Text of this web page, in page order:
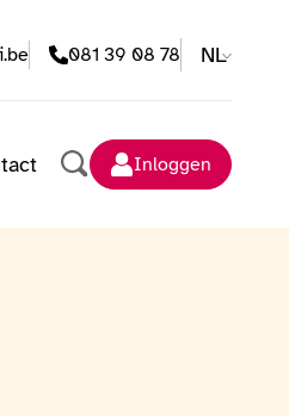
Telefoonnummer
081 39 08 78 NL
Zoeken
Inloggen